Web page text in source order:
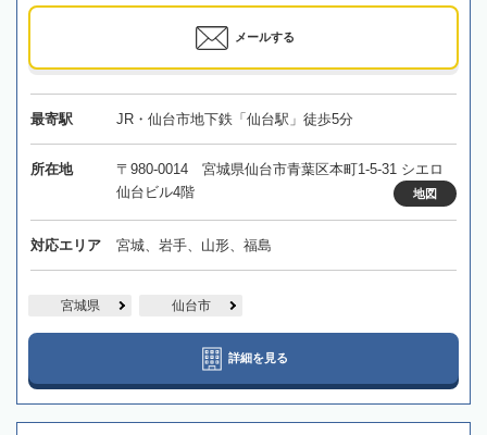
メールする
最寄駅 JR・仙台市地下鉄「仙台駅」徒歩5分
所在地
〒980-0014 宮城県仙台市青葉区本町1-5-31 シエロ
仙台ビル4階
地図
対応エリア 宮城、岩手、山形、福島
宮城県 仙台市
詳細を見る